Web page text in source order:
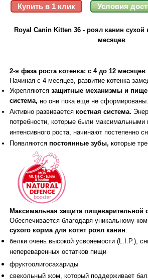
Royal Canin Kitten 36 - роял канин сухой
месяцев
2-я фаза роста котенка: с 4 до 12 месяцев
Начиная с 4 месяцев, развитие котенка
Укрепляются защитные механизмы и
система, но они пока еще не сформированы.
Активно развивается костная система.
потребности, которые были максимальными
интенсивного роста, начинают постепенно
Появляются постоянные зубы, которые
Максимальная защита пищеварительной
Обеспечивается благодаря уникальному
сухого корма для котят роял канин:
белки очень высокой усвояемости (L.I.P.),
непереваренных остатков пищи
фруктоолигосахариды
свекольный жом, который поддерживает